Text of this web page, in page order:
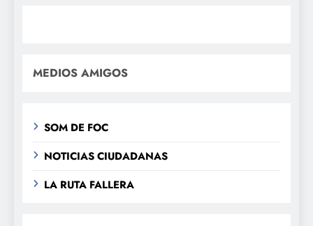
MEDIOS AMIGOS
SOM DE FOC
NOTICIAS CIUDADANAS
LA RUTA FALLERA